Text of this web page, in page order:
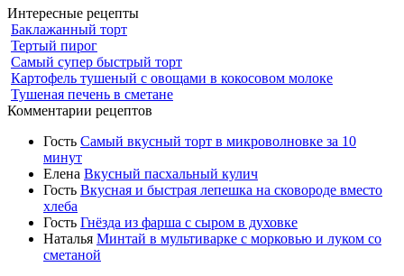
Интересные рецепты
Баклажанный торт
Тертый пирог
Самый супер быстрый торт
Картофель тушеный с овощами в кокосовом молоке
Тушеная печень в сметане
Комментарии рецептов
Гость Самый вкусный торт в микроволновке за 10
минут
Елена Вкусный пасхальный кулич
Гость Вкусная и быстрая лепешка на сковороде вместо
хлеба
Гость Гнёзда из фарша с сыром в духовке
Наталья Минтай в мультиварке с морковью и луком со
сметаной